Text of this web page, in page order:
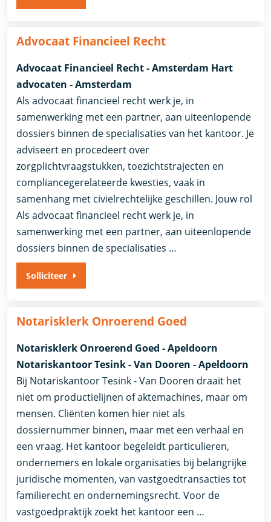
Advocaat Financieel Recht
Advocaat Financieel Recht - Amsterdam Hart
advocaten - Amsterdam
Als advocaat financieel recht werk je, in
samenwerking met een partner, aan uiteenlopende
dossiers binnen de specialisaties van het kantoor. Je
adviseert en procedeert over
zorgplichtvraagstukken, toezichtstrajecten en
compliancegerelateerde kwesties, vaak in
samenhang met civielrechtelijke geschillen. Jouw rol
Als advocaat financieel recht werk je, in
samenwerking met een partner, aan uiteenlopende
dossiers binnen de specialisaties …
Solliciteer
Notarisklerk Onroerend Goed
Notarisklerk Onroerend Goed - Apeldoorn
Notariskantoor Tesink - Van Dooren - Apeldoorn
Bij Notariskantoor Tesink - Van Dooren draait het
niet om productielijnen of aktemachines, maar om
mensen. Cliënten komen hier niet als
dossiernummer binnen, maar met een verhaal en
een vraag. Het kantoor begeleidt particulieren,
ondernemers en lokale organisaties bij belangrijke
juridische momenten, van vastgoedtransacties tot
familierecht en ondernemingsrecht. Voor de
vastgoedpraktijk zoekt het kantoor een …